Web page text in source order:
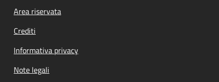
Footer menu
Area riservata
Crediti
Informativa privacy
Note legali